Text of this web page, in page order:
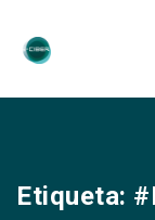
Etiqueta: